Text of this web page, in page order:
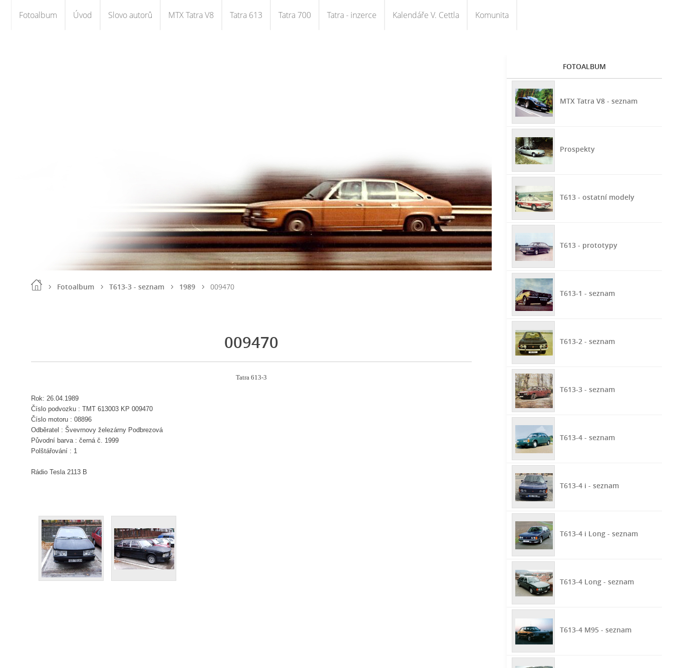
Fotoalbum Úvod Slovo autorů MTX Tatra V8 Tatra 613 Tatra 700 Tatra - inzerce Kalendáře V. Cettla Komunita
Fotoalbum T613-3 - seznam 1989 009470
009470
Tatra 613-3
Rok: 26.04.1989
Číslo podvozku : TMT 613003 KP 009470
Číslo motoru : 08896
Odběratel : Švevrnovy železárny Podbrezová
Původní barva : černá č. 1999
Polštářování : 1
Rádio Tesla 2113 B
FOTOALBUM
MTX Tatra V8 - seznam
Prospekty
T613 - ostatní modely
T613 - prototypy
T613-1 - seznam
T613-2 - seznam
T613-3 - seznam
T613-4 - seznam
T613-4 i - seznam
T613-4 i Long - seznam
T613-4 Long - seznam
T613-4 M95 - seznam